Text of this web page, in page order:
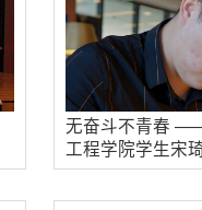
无奋斗不青春
工程学院学生宋